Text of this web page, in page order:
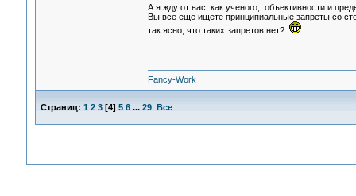
А я жду от вас, как ученого, объективности и
Вы все еще ищете принципиальные запреты со
так ясно, что таких запретов нет?
Fancy-Work
Страниц: 1 2 3[4] 5 6 ... 29 Все